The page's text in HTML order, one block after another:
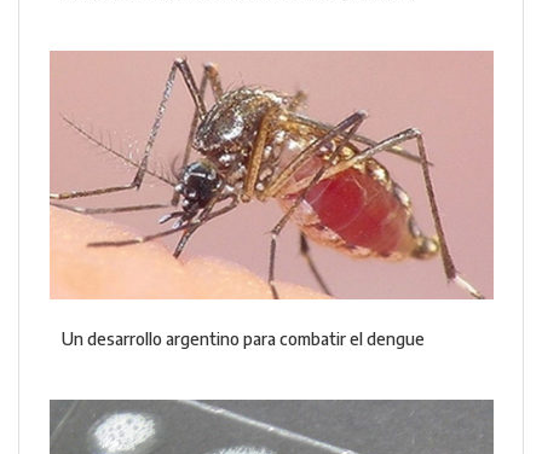
Un desarrollo argentino para combatir el dengue